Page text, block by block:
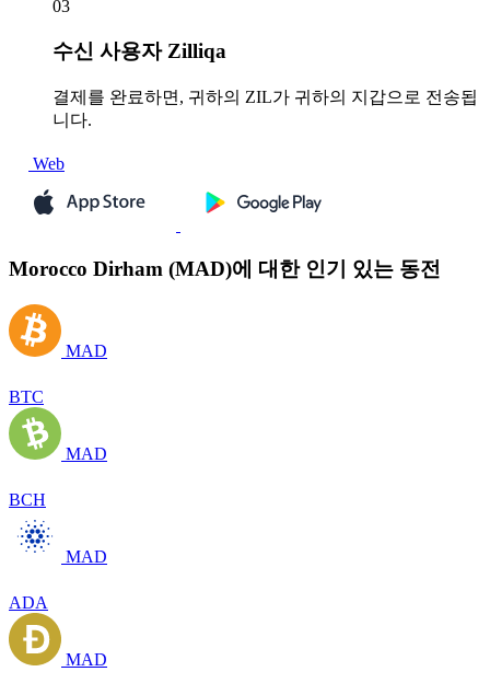
03
수신 사용자 Zilliqa
결제를 완료하면, 귀하의 ZIL가 귀하의 지갑으로 전송됩
니다.
Web
Morocco Dirham (MAD)에 대한 인기 있는 동전
MAD
BTC
MAD
BCH
MAD
ADA
MAD